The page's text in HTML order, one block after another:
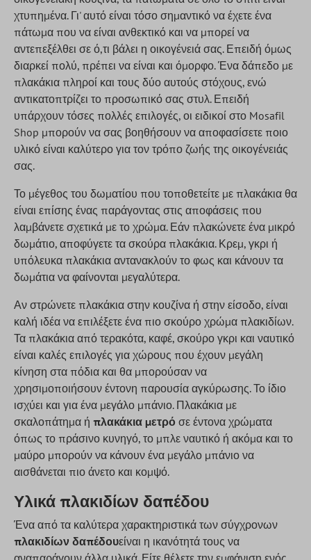
χτυπημένα. Γι' αυτό είναι τόσο σημαντικό να έχετε ένα
πάτωμα που να είναι ανθεκτικό και να μπορεί να
αντεπεξέλθει σε ό,τι βάλει η οικογένειά σας. Επειδή όμως
διαρκεί πολύ, πρέπει να είναι και όμορφο. Ένα δάπεδο με
πλακάκια πληροί και τους δύο αυτούς στόχους, ενώ
αντικατοπτρίζει το προσωπικό σας στυλ. Επειδή
υπάρχουν τόσες πολλές επιλογές, οι ειδικοί στο Mosafil
Shop μπορούν να σας βοηθήσουν να αποφασίσετε ποιο
υλικό είναι καλύτερο για τον τρόπο ζωής της οικογένειάς
σας.
Το μέγεθος του δωματίου που τοποθετείτε με πλακάκια θα
είναι επίσης ένας παράγοντας στις αποφάσεις που
λαμβάνετε σχετικά με το χρώμα. Εάν πλακώνετε ένα μικρό
δωμάτιο, αποφύγετε τα σκούρα πλακάκια. Κρεμ, γκρι ή
υπόλευκα πλακάκια αντανακλούν το φως και κάνουν τα
δωμάτια να φαίνονται μεγαλύτερα.
Αν στρώνετε πλακάκια στην κουζίνα ή στην είσοδο, είναι
καλή ιδέα να επιλέξετε ένα πιο σκούρο χρώμα πλακιδίων.
Τα πλακάκια από τερακότα, καφέ, σκούρο γκρι και ναυτικό
είναι καλές επιλογές για χώρους που έχουν μεγάλη
κίνηση στα πόδια και θα μπορούσαν να
χρησιμοποιήσουν έντονη παρουσία αγκύρωσης. Το ίδιο
ισχύει και για ένα μεγάλο μπάνιο. Πλακάκια με
σκαλοπάτημα ή πλακάκια μετρό σε έντονα χρώματα
όπως το πράσινο κυνηγό, το μπλε ναυτικό ή ακόμα και το
μαύρο μπορούν να κάνουν ένα μεγάλο μπάνιο να
αισθάνεται πιο άνετο και κομψό.
Υλικά πλακιδίων δαπέδου
Ένα από τα καλύτερα χαρακτηριστικά των σύγχρονων
πλακιδίων δαπέδουείναι η ικανότητά τους να